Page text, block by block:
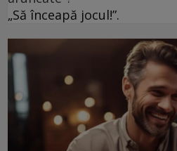
„Să înceapă jocul!”.